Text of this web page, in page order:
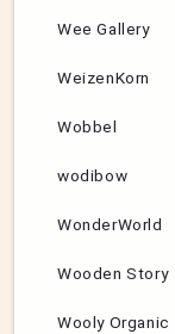
Wee Gallery
WeizenKorn
Wobbel
wodibow
WonderWorld
Wooden Story
Wooly Organic